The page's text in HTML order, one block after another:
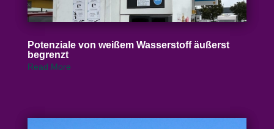
Poten­ziale von weißem Wasser­stoff äußerst
begrenzt
Read More